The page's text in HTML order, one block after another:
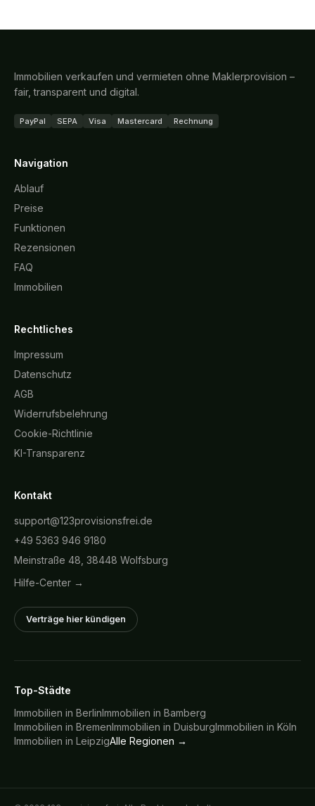
Immobilien verkaufen und vermieten ohne Maklerprovision –
fair, transparent und digital.
PayPal SEPA Visa Mastercard Rechnung
Navigation
Ablauf
Preise
Funktionen
Rezensionen
FAQ
Immobilien
Rechtliches
Impressum
Datenschutz
AGB
Widerrufsbelehrung
Cookie-Richtlinie
KI-Transparenz
Kontakt
support@123provisionsfrei.de
+49 5363 946 9180
Meinstraße 48, 38448 Wolfsburg
Hilfe-Center →
Verträge hier kündigen
Top-Städte
Immobilien in BerlinImmobilien in Bamberg
Immobilien in BremenImmobilien in DuisburgImmobilien in Köln
Immobilien in LeipzigAlle Regionen →